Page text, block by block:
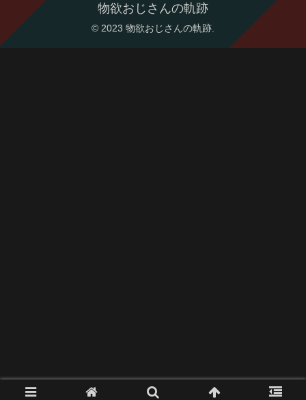
物欲おじさんの軌跡
© 2023 物欲おじさんの軌跡.